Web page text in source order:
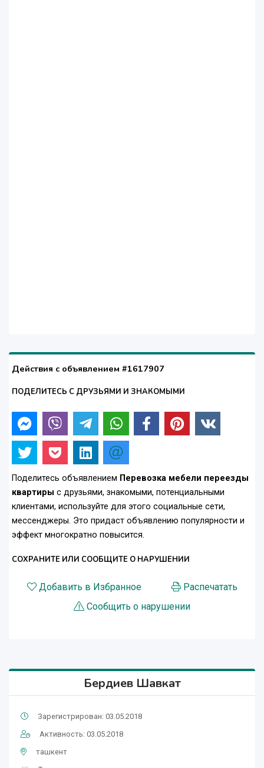
Действия с объявлением #1617907
ПОДЕЛИТЕСЬ С ДРУЗЬЯМИ И ЗНАКОМЫМИ
Поделитесь объявлением Перевозка мебели переезды
квартиры с друзьями, знакомыми, потенциальными
клиентами, используйте для этого социальные сети,
мессенджеры. Это придаст объявлению популярности и
эффект многократно повысится.
СОХРАНИТЕ ИЛИ СООБЩИТЕ О НАРУШЕНИИ
Добавить в Избранное
Распечатать
Сообщить о нарушении
Бердиев Шавкат
Зарегистрирован: 03.05.2018
Активность: 03.05.2018
ташкент